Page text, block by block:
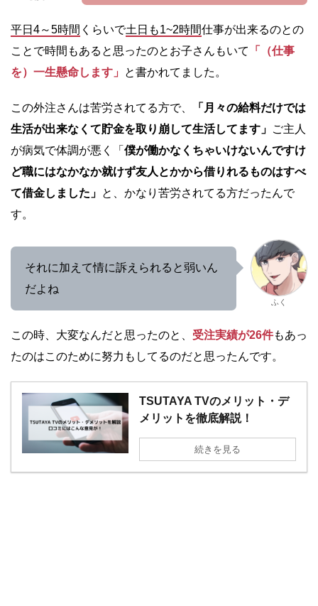
平日4～5時間 くらいで土日も1~2時間仕事が出来るのとの
ことで時間もあると思ったのと お子さんもいて
「（仕事
を）一生懸命します」
と書かれてました。
この外注さんは苦労されてる方で、
「月々の給料だけでは
生活が出来なくて貯金を取り崩して生活してます」 ご主人
が病気で体調が悪く「 僕が働かなくちゃいけないんですけ
ど職にはなかなか就けず友人とかから借りれるものはすべ
て借金しました」 と、かなり苦労されてる方だったんで
す。
それに加えて情に訴えられると弱いん
だよね
ふく
この時、大変なんだと思ったのと、 受注実績が26件もあっ
たのはこのために努力もしてるのだと思ったんです。
TSUTAYA TVのメリット・デ
メリットを徹底解説！
続きを見る